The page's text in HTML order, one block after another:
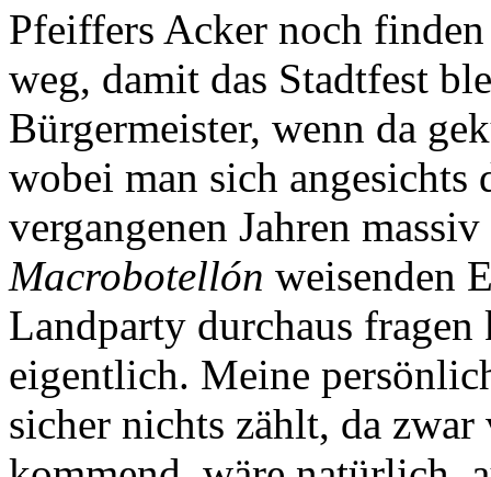
Pfeiffers Acker noch
weg, damit das Stadtfest
Bürgermeister, wenn da
wobei man sich angesichts
vergangenen Jahren
Macrobotellón weisenden
Landparty durchaus
eigentlich. Meine
sicher nichts zählt, da